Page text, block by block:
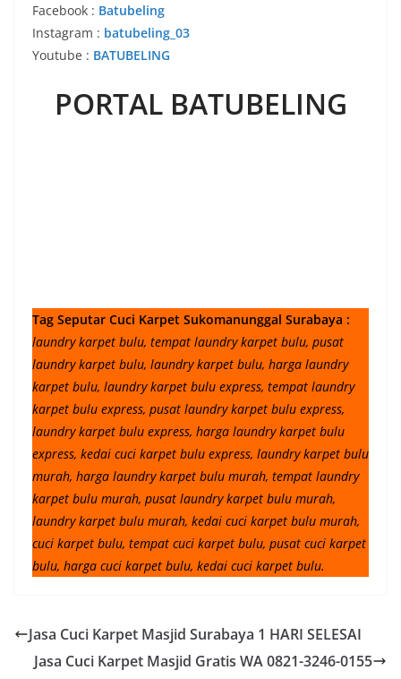
Facebook : Batubeling
Instagram : batubeling_03
Youtube : BATUBELING
PORTAL BATUBELING
Tag Seputar Cuci Karpet Sukomanunggal Surabaya :
laundry karpet bulu, tempat laundry karpet bulu, pusat
laundry karpet bulu, laundry karpet bulu, harga laundry
karpet bulu, laundry karpet bulu express, tempat laundry
karpet bulu express, pusat laundry karpet bulu express,
laundry karpet bulu express, harga laundry karpet bulu
express, kedai cuci karpet bulu express, laundry karpet bulu
murah, harga laundry karpet bulu murah, tempat laundry
karpet bulu murah, pusat laundry karpet bulu murah,
laundry karpet bulu murah, kedai cuci karpet bulu murah,
cuci karpet bulu, tempat cuci karpet bulu, pusat cuci karpet
bulu, harga cuci karpet bulu, kedai cuci karpet bulu.
Jasa Cuci Karpet Masjid Surabaya 1 HARI SELESAI
Jasa Cuci Karpet Masjid Gratis WA 0821-3246-0155